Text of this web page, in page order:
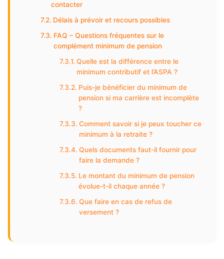
contacter
Délais à prévoir et recours possibles
FAQ – Questions fréquentes sur le
complément minimum de pension
Quelle est la différence entre le
minimum contributif et l’ASPA ?
Puis-je bénéficier du minimum de
pension si ma carrière est incomplète
?
Comment savoir si je peux toucher ce
minimum à la retraite ?
Quels documents faut-il fournir pour
faire la demande ?
Le montant du minimum de pension
évolue-t-il chaque année ?
Que faire en cas de refus de
versement ?